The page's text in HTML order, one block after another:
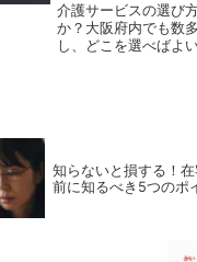
介護サービスの選び
か？大阪府内でも数
し、どこを選べばよ
知らないと損する！
前に知るべき5つのポ